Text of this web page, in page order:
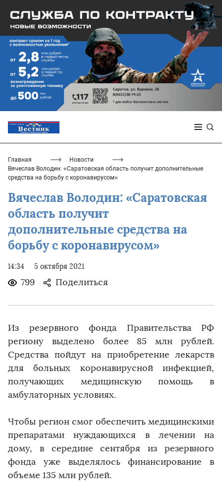
Главная
Новости
Вячеслав Володин: «Саратовская область получит дополнительные
средства на борьбу с коронавирусом»
Вячеслав Володин: «Саратовская
область получит
дополнительные средства на
борьбу с коронавирусом»
14:34 5 октября 2021
799 Поделиться
Из резервного фонда Правительства РФ
региону выделено более 85 млн рублей.
Средства пойдут на приобретение лекарств
для больных коронавирусной инфекцией,
получающих медицинскую помощь в
амбулаторных условиях.
Чтобы регион смог обеспечить медицинскими
препаратами нуждающихся в лечении на
дому, в середине сентября из резервного
фонда уже выделялось финансирование в
объеме 135 млн рублей.